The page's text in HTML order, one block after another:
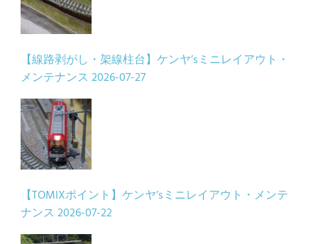
【線路剥がし・架線柱台】ケンヤ’sミニレイアウト・
メンテナンス 2026-07-27
【TOMIXポイント】ケンヤ’sミニレイアウト・メンテ
ナンス 2026-07-22